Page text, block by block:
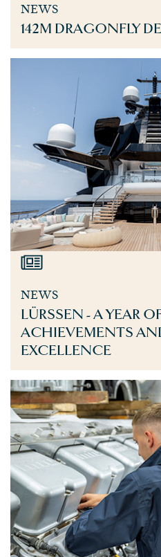
NEWS
142M DRAGONFLY
NEWS
LÜRSSEN - A YEAR
ACHIEVEMENTS
EXCELLENCE